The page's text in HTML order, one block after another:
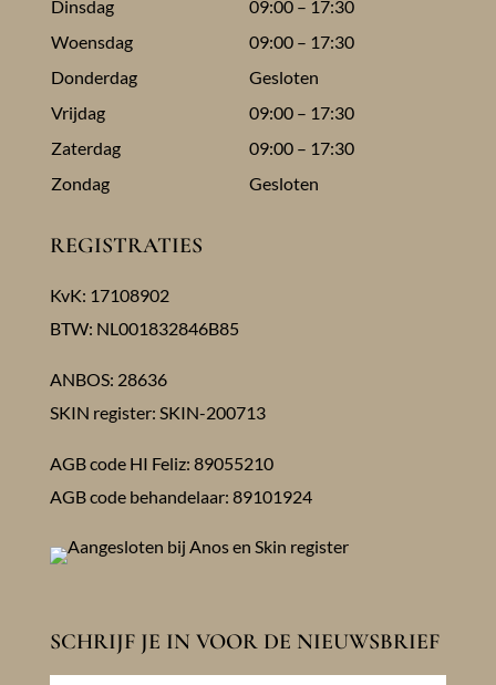
Dinsdag
09:00 – 17:30
Woensdag
09:00 – 17:30
Donderdag
Gesloten
Vrijdag
09:00 – 17:30
Zaterdag
09:00 – 17:30
Zondag
Gesloten
REGISTRATIES
KvK: 17108902
BTW: NL001832846B85
ANBOS: 28636
SKIN register: SKIN-200713
AGB code HI Feliz: 89055210
AGB code behandelaar: 89101924
SCHRIJF JE IN VOOR DE NIEUWSBRIEF